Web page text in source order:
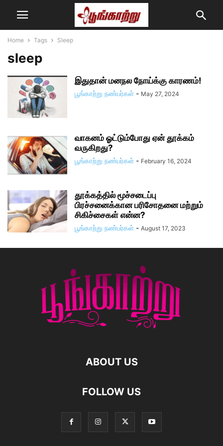
Home Tags Sleep
sleep
இதுதான் மனநல நோய்க்கு காரணம்!
பூங்காற்று நண்பர்கள் - May 27, 2024
வாகனம் ஓட்டும்போது ஏன் தூக்கம்
வருகிறது?
பூங்காற்று நண்பர்கள் - February 16, 2024
தூக்கத்தில் மூச்சடைப்பு
பிரச்சனைக்கான பரிசோதனை மற்றும்
சிகிச்சைகள் என்ன?
பூங்காற்று நண்பர்கள் - August 17, 2023
ABOUT US
FOLLOW US